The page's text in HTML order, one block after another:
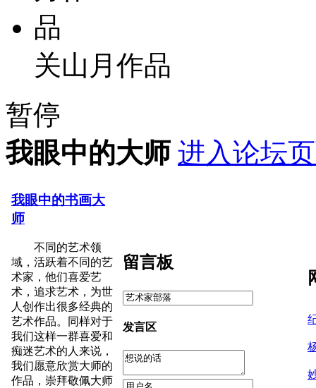
关山月作品
暂停
我眼中的大师 进入论坛
我眼中的书画大
师
不同的艺术领
域，活跃着不同的艺
术家，他们喜爱艺
术，追求艺术，为世
人创作出很多经典的
艺术作品。同样对于
我们这样一群喜爱和
痴迷艺术的人来说，
我们愿意欣赏大师的
作品，崇拜敬佩大师
留言板
发言区